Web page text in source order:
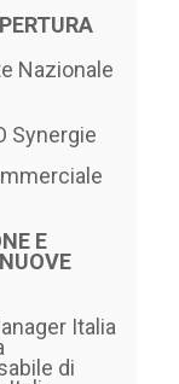
Nazionale
Synergie
E
Italia
di